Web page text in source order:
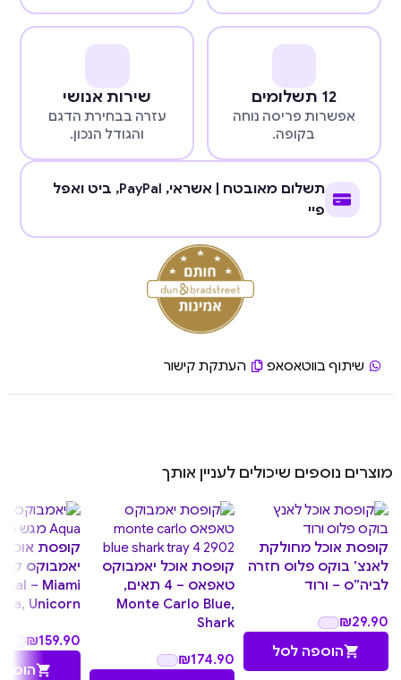
12 תשלומים
אפשרות פריסה נוחה
בקופה.
שירות אנושי
עזרה בבחירת הדגם
והגודל הנכון.
תשלום מאובטח | אשראי, PayPal, ביט ואפל
פיי
שיתוף בווטאסאפ העתקת קישור
מוצרים נוספים שיכולים לעניין אותך
קופסת אוכל מחולקת
לאנצ’ בוקס פלוס חזרה
לביה”ס – ורוד
₪29.90
הוספה לסל
קופסת אוכל יאמבוקס
טאפאס – 4 תאים,
Monte Carlo Blue,
Shark
₪174.90
קופסת
יאמבוקס
– Miami
Unicorn
₪159.90